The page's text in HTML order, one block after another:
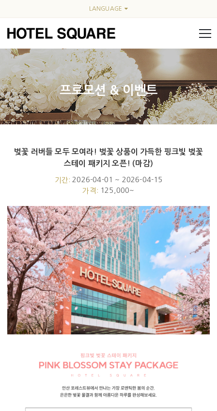
LANGUAGE
프로모션 & 이벤트
Event fullwidth
벚꽃 러버들 모두 모여라! 벚꽃 상품이 가득한 핑크빛 벚꽃
스테이 패키지 오픈! (마감)
기간: 2026-04-01 ~ 2026-04-15
가격: 125,000~